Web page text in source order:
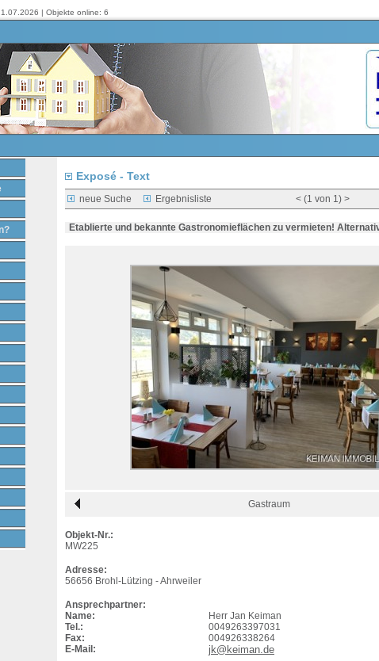
| Objekte online: 6
Exposé - Text
neue Suche Ergebnisliste < (1 von 1) >
Etablierte und bekannte Gastronomieflächen zu vermieten!
Gastraum
Objekt-Nr.:
MW225
Adresse:
56656 Brohl-Lützing - Ahrweiler
Ansprechpartner:
Name:
Herr Jan Keiman
Tel.:
0049263397031
Fax:
004926338264
E-Mail:
jk@keiman.de